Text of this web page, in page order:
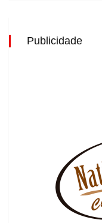
Publicidade